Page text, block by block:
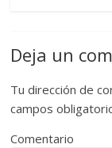
Deja un
Tu dirección de
campos
Comentario